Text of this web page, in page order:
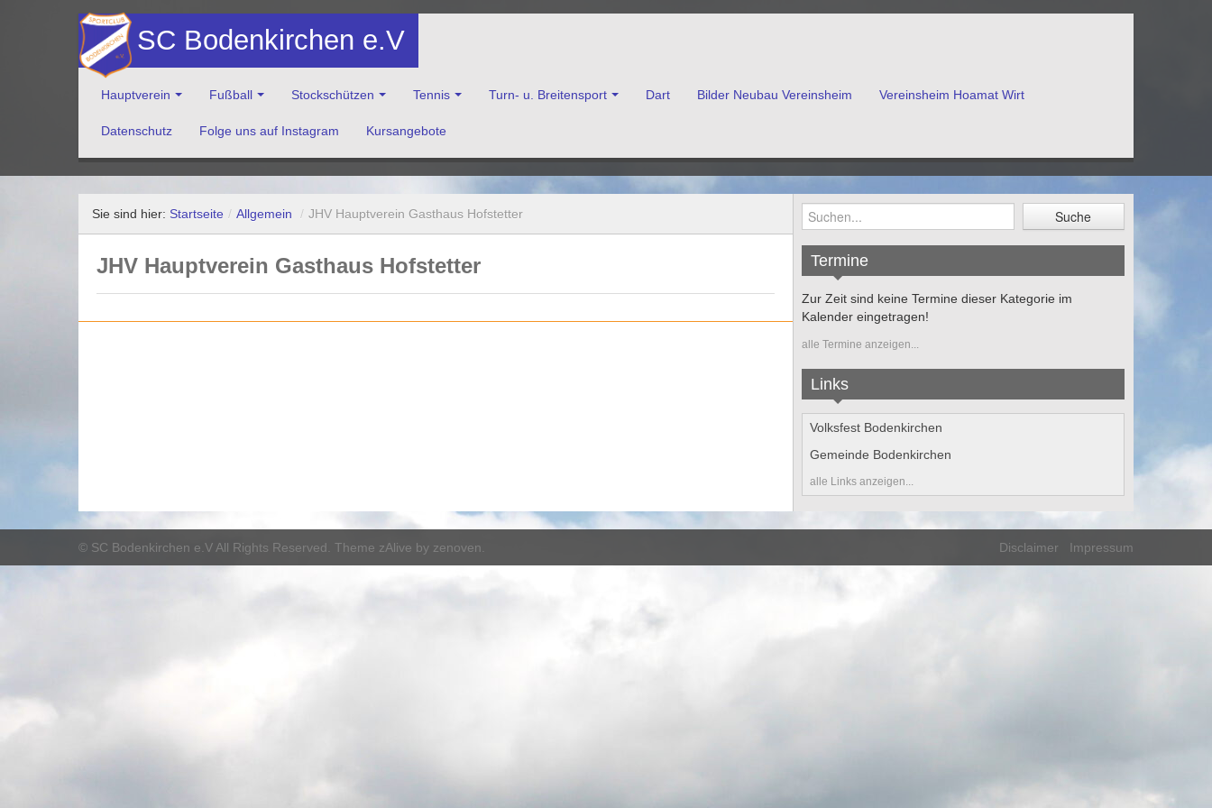
SC Bodenkirchen e.V
Hauptverein Fußball Stockschützen Tennis Turn- u. Breitensport Dart Bilder Neubau Vereinsheim Vereinsheim Hoamat Wirt
Datenschutz Folge uns auf Instagram
Kursangebote
Sie sind hier: Startseite / Allgemein / JHV Hauptverein Gasthaus Hofstetter
JHV Hauptverein Gasthaus Hofstetter Termine
Zur Zeit sind keine Termine dieser Kategorie im
Kalender eingetragen!
alle Termine anzeigen...
Links
Volksfest Bodenkirchen
Gemeinde Bodenkirchen
alle Links anzeigen...
© SC Bodenkirchen e.V All Rights Reserved. Theme zAlive by zenoven Disclaimer Impressum